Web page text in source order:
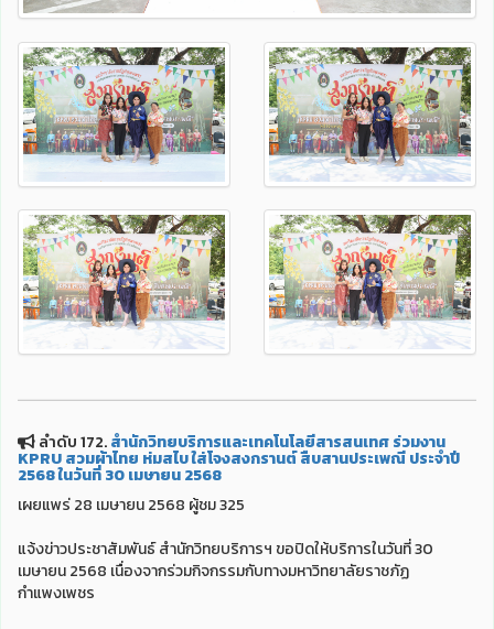
ลำดับ 172.สำนักวิทยบริการและเทคโนโลยีสารสนเทศ ร่วมงาน
KPRU สวมผ้าไทย ห่มสไบ ใส่โจงสงกรานต์ สืบสานประเพณี ประจำปี
2568 ในวันที่ 30 เมษายน 2568
เผยแพร่ 28 เมษายน 2568 ผู้ชม 325
แจ้งข่าวประชาสัมพันธ์ สำนักวิทยบริการฯ ขอปิดให้บริการในวันที่ 30
เมษายน 2568 เนื่องจากร่วมกิจกรรมกับทางมหาวิทยาลัยราชภัฏ
กำแพงเพชร